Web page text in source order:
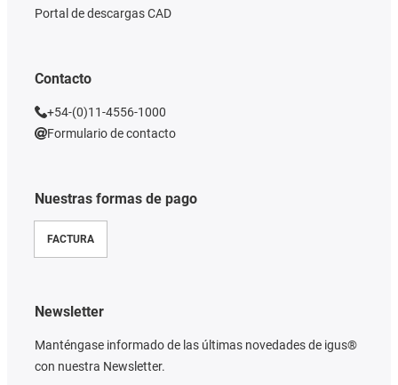
Nuestras formas de pago
FACTURA
Portal de descargas CAD
Contacto
+54-(0)11-4556-1000
Formulario de contacto
Newsletter
Manténgase informado de las últimas novedades de igus®
con nuestra Newsletter.